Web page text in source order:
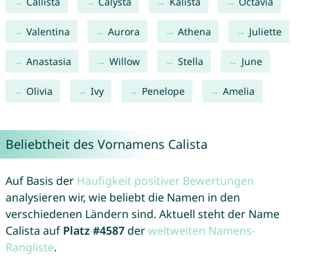
Valentina Aurora Athena Juliette
Anastasia Willow Stella June
Olivia Ivy Penelope Amelia
Beliebtheit des Vornamens Calista
Auf Basis der Häufigkeit positiver Bewertungen
analysieren wir, wie beliebt die Namen in den
verschiedenen Ländern sind. Aktuell steht der Name
Calista auf Platz #4587derweltweiten Namens-
Rangliste.